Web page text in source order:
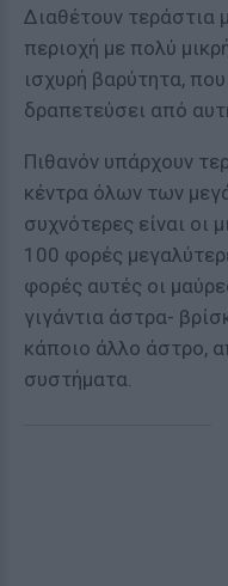
Διαθέτουν τεράστια
περιοχή με πολύ
ισχυρή βαρύτητα,
δραπετεύσει από
Πιθανόν υπάρχουν
κέντρα όλων των
συχνότερες είναι οι
100 φορές
φορές αυτές οι
γιγάντια άστρα-
κάποιο άλλο άστρο,
συστήματα.